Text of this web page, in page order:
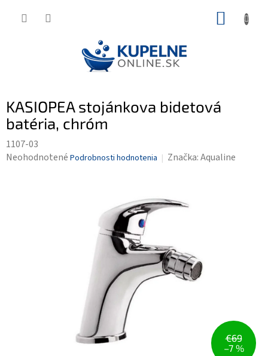
KASIOPEA stojánkova bidetová
batéria, chróm
1107-03
Priemerné
Neohodnotené Podrobnosti hodnotenia Značka:Aqualine
€69
–7 %